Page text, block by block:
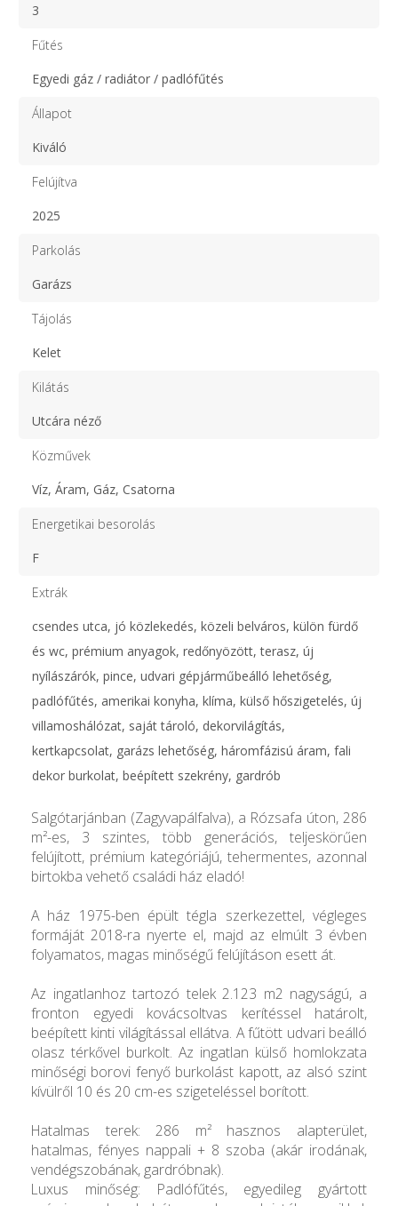
3
Fűtés
Egyedi gáz / radiátor / padlófűtés
Állapot
Kiváló
Felújítva
2025
Parkolás
Garázs
Tájolás
Kelet
Kilátás
Utcára néző
Közművek
Víz, Áram, Gáz, Csatorna
Energetikai besorolás
F
Extrák
csendes utca, jó közlekedés, közeli belváros, külön fürdő
és wc, prémium anyagok, redőnyözött, terasz, új
nyílászárók, pince, udvari gépjárműbeálló lehetőség,
padlófűtés, amerikai konyha, klíma, külső hőszigetelés, új
villamoshálózat, saját tároló, dekorvilágítás,
kertkapcsolat, garázs lehetőség, háromfázisú áram, fali
dekor burkolat, beépített szekrény, gardrób
Salgótarjánban (Zagyvapálfalva), a Rózsafa úton, 286
m²-es, 3 szintes, több generációs, teljeskörűen
felújított, prémium kategóriájú, tehermentes, azonnal
birtokba vehető családi ház eladó!
A ház 1975-ben épült tégla szerkezettel, végleges
formáját 2018-ra nyerte el, majd az elmúlt 3 évben
folyamatos, magas minőségű felújításon esett át.
Az ingatlanhoz tartozó telek 2.123 m2 nagyságú, a
fronton egyedi kovácsoltvas kerítéssel határolt,
beépített kinti világítással ellátva. A fűtött udvari beálló
olasz térkővel burkolt. Az ingatlan külső homlokzata
minőségi borovi fenyő burkolást kapott, az alsó szint
kívülről 10 és 20 cm-es szigeteléssel borított.
Hatalmas terek: 286 m² hasznos alapterület,
hatalmas, fényes nappali + 8 szoba (akár irodának,
vendégszobának, gardróbnak).
Luxus minőség: Padlófűtés, egyedileg gyártott